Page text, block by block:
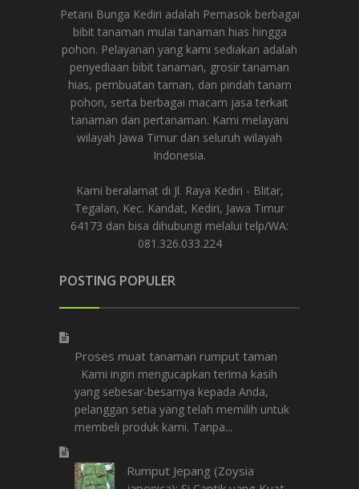
Petani Bunga Kediri adalah Pemasok berbagai
bibit tanaman mulai tanaman hias hingga
pohon. Pelayanan yang kami sediakan adalah
penyediaan bibit tanaman, grosir tanaman
hias, pembuatan taman, dan pindah tanam
pohon, serta berbagai macam jasa terkait
tanaman dan pertanaman. Kami melayani
wilayah Jawa Timur dan seluruh wilayah
Indonesia.
Kami beralamat di Jl. Raya Kediri - Blitar,
Tegalan, Kec. Kandat, Kediri, Jawa Timur
64173 dan bisa dihubungi melalui telp/WA:
081.326.033.224
POSTING POPULER
Proses muat tanaman rumput taman
Kami ingin mengucapkan terima kasih
yang sebesar-besarnya kepada Anda,
pelanggan setia yang telah memilih untuk
membeli produk kami. Tanpa...
Rumput Jepang (Zoysia